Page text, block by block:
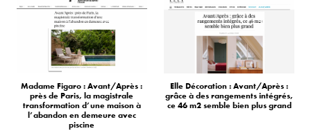
Madame Figaro : Avant/Après :
près de Paris, la magistrale
transformation d’une maison à
l’abandon en demeure avec
piscine
Elle Décoration : Avant/Après :
grâce à des rangements intégrés,
ce 46 m2 semble bien plus grand